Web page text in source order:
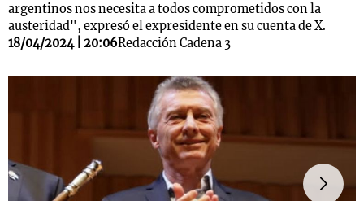
argentinos nos necesita a todos comprometidos con la
austeridad", expresó el expresidente en su cuenta de X.
18/04/2024 | 20:06Redacción Cadena 3